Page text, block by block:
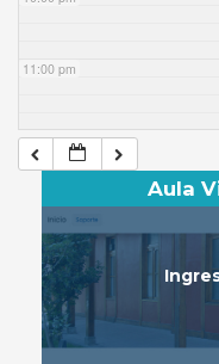
11:00 pm
Aula